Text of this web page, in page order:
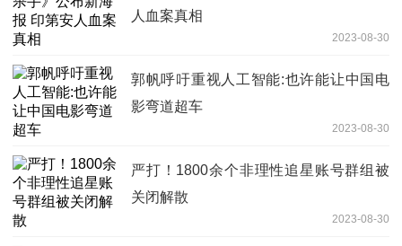
人血案真相
2023-08-30
郭帆呼吁重视人工智能:也许能让中国电
影弯道超车
2023-08-30
严打！1800余个非理性追星账号群组被
关闭解散
2023-08-30